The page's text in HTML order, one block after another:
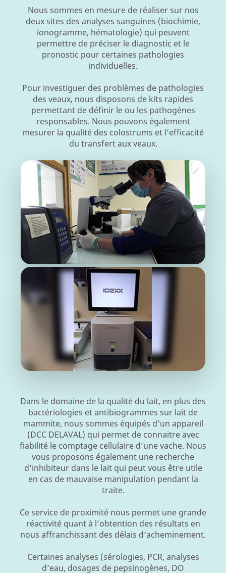
Nous sommes en mesure de réaliser sur nos
deux sites des analyses sanguines (biochimie,
ionogramme, hématologie) qui peuvent
permettre de préciser le diagnostic et le
pronostic pour certaines pathologies
individuelles.
Pour investiguer des problèmes de pathologies
des veaux, nous disposons de kits rapides
permettant de définir le ou les pathogènes
responsables. Nous pouvons également
mesurer la qualité des colostrums et l’efficacité
du transfert aux veaux.
Dans le domaine de la qualité du lait, en plus des
bactériologies et antibiogrammes sur lait de
mammite, nous sommes équipés d’un appareil
(DCC DELAVAL) qui permet de connaitre avec
fiabilité le comptage cellulaire d’une vache. Nous
vous proposons également une recherche
d’inhibiteur dans le lait qui peut vous être utile
en cas de mauvaise manipulation pendant la
traite.
Ce service de proximité nous permet une grande
réactivité quant à l’obtention des résultats en
nous affranchissant des délais d’acheminement.
Certaines analyses (sérologies, PCR, analyses
d’eau, dosages de pepsinogènes, DO